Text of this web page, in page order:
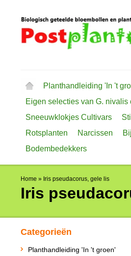
Planthandleiding 'In 't
Eigen selecties van G. nivalis
Sneeuwklokjes Cultivars
Rotsplanten
Narcissen
Bodembedekkers
Home » Iris pseudacorus, gele lis
Iris
Categorieën
Planthandleiding 'In 't groen'